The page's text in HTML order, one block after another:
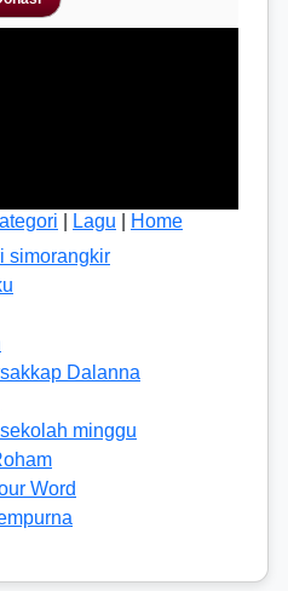
Lagu
Home
simorangkir
Dalanna
minggu
Word